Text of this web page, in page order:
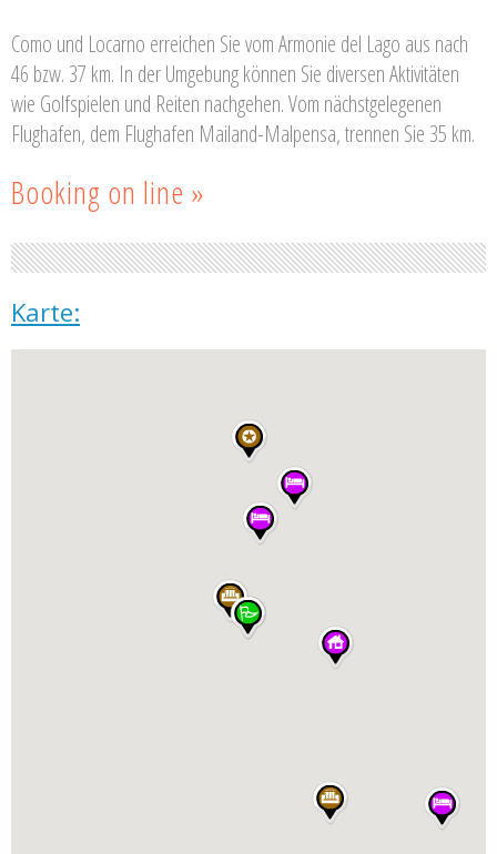
Como und Locarno erreichen Sie vom Armonie del Lago aus nach
46 bzw. 37 km. In der Umgebung können Sie diversen Aktivitäten
wie Golfspielen und Reiten nachgehen. Vom nächstgelegenen
Flughafen, dem Flughafen Mailand-Malpensa, trennen Sie 35 km.
Booking on line »
Karte: